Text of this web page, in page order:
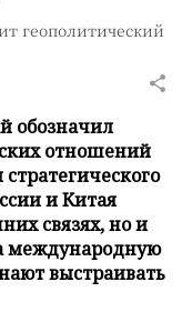
геополитический
обозначил
отношений
и Китая
связях, но и
международную
выстраивать